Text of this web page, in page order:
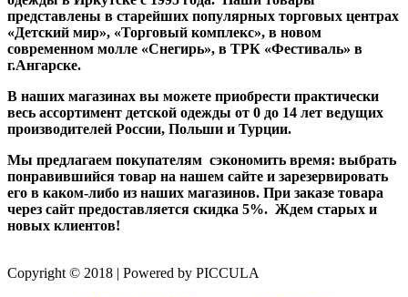
представлены в старейших популярных торговых центрах
«Детский мир», «Торговый комплекс», в новом
современном молле «Снегирь», в ТРК «Фестиваль» в
г.Ангарске.
В наших магазинах вы можете приобрести практически
весь ассортимент детской одежды от 0 до 14 лет ведущих
производителей России, Польши и Турции.
Мы предлагаем покупателям сэкономить время: выбрать
понравившийся товар на нашем сайте и зарезервировать
его в каком-либо из наших магазинов. При заказе товара
через сайт предоставляется скидка 5%. Ждем старых и
новых клиентов!
Copyright © 2018 | Powered by PICCULA